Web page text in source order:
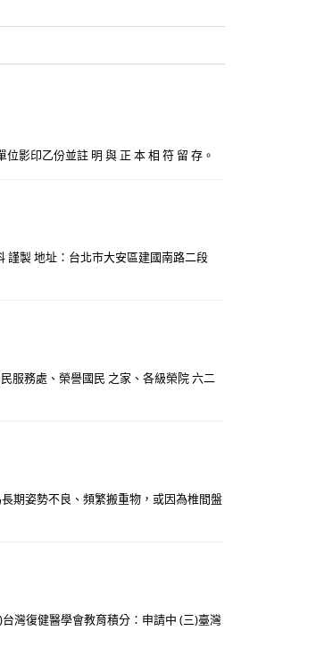
影印乙份並註 明 與 正 本 相 符 留 存。
謹製 地址：台北市大安區建國南路二段
服務處、榮譽國民 之家、各級榮院 六二
期姿勢不良、頻繁搬重物，或因為椎間盤
灣復健醫學會教育積分：申請中 (三)臺灣